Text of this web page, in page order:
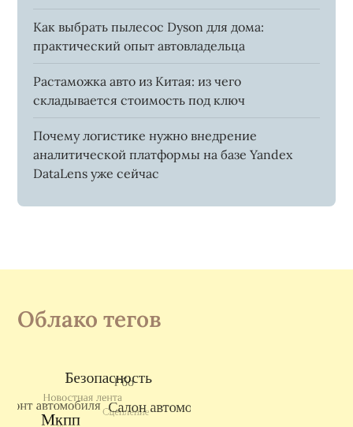
Как выбрать пылесос Dyson для дома:
практический опыт автовладельца
Растаможка авто из Китая: из чего
складывается стоимость под ключ
Почему логистике нужно внедрение
аналитической платформы на базе Yandex
DataLens уже сейчас
Облако тегов